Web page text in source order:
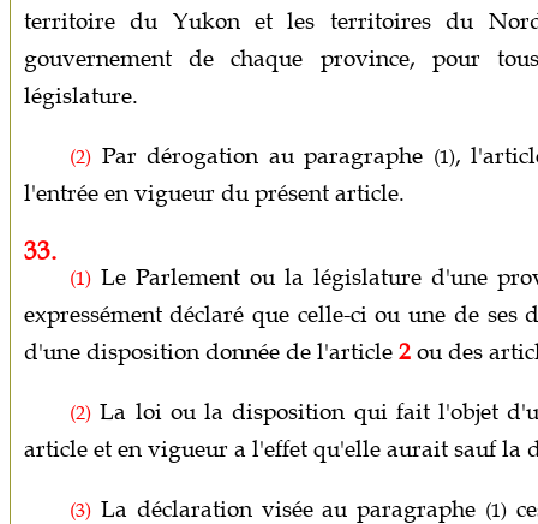
territoire du Yukon et les territoires du
gouvernement de chaque province, pour
législature.
(2) Par dérogation au paragraphe (1),
l'entrée en vigueur du présent article.
33.
(1) Le Parlement ou la législature d'une
expressément déclaré que celle-ci ou une de
d'une disposition donnée de l'article 2ou des
(2) La loi ou la disposition qui fait l'objet
article et en vigueur a l'effet qu'elle aurait sauf la
(3) La déclaration visée au paragraphe (1)